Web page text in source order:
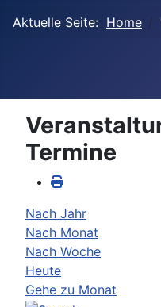
Aktuelle Seite: Home
Termine
Nach Jahr
Nach Monat
Nach Woche
Heute
Gehe zu Monat